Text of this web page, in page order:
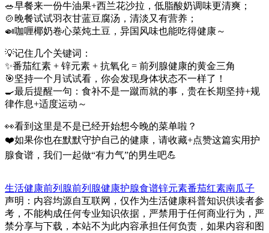
🥗早餐来一份牛油果+西兰花沙拉，低脂酸奶调味更清爽；
🍲晚餐试试羽衣甘蓝豆腐汤，清淡又有营养；
🍛咖喱椰奶卷心菜炖土豆，异国风味也能吃得健康～
💡记住几个关键词：
✨番茄红素 + 锌元素 + 抗氧化 = 前列腺健康的黄金三角
🎯坚持一个月试试看，你会发现身体状态不一样了！
🍳最后提醒一句：食补不是一蹴而就的事，贵在长期坚持+规
律作息+适度运动～
👀看到这里是不是已经开始想今晚的菜单啦？
❤️如果你也在默默守护自己的健康，请收藏+点赞这篇实用护
腺食谱，我们一起做“有力气”的男生吧💪
生活健康前列腺前列腺健康护腺食谱锌元素番茄红素南瓜子
声明：内容均源自互联网，仅作为生活健康科普知识供读者参
考，不能构成任何专业知识依据，严禁用于任何商业行为，严
禁分享与下载，本站不为此内容承担任何负责，如果内容和图